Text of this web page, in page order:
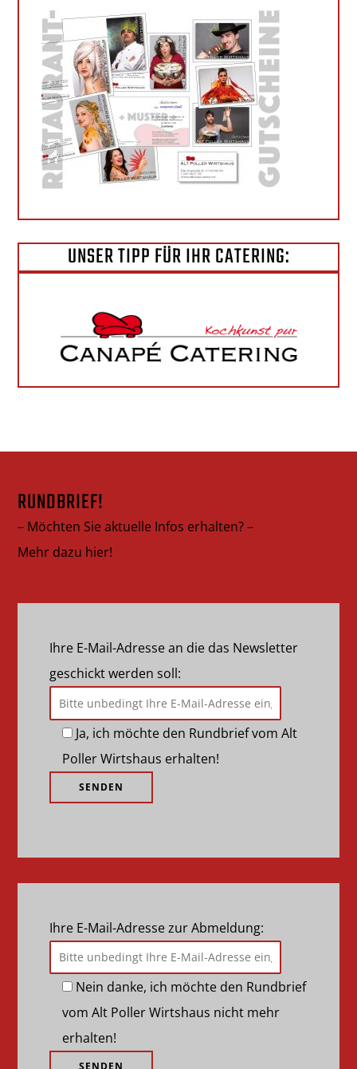
UNSER TIPP FÜR IHR CATERING:
RUNDBRIEF!
– Möchten Sie aktuelle Infos erhalten? –
Mehr dazu hier!
Ihre E-Mail-Adresse an die das Newsletter
geschickt werden soll:
Ja, ich möchte den Rundbrief vom Alt
Poller Wirtshaus erhalten!
Ihre E-Mail-Adresse zur Abmeldung:
Nein danke, ich möchte den Rundbrief
vom Alt Poller Wirtshaus nicht mehr
erhalten!